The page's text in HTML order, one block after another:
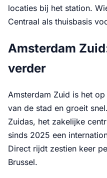
locaties bij het station.
Centraal als thuisbasis
Amsterdam
verder
Amsterdam Zuid is het
van de stad en groeit
Zuidas, het zakelijke
sinds 2025 een
Direct rijdt zestien keer
Brussel.